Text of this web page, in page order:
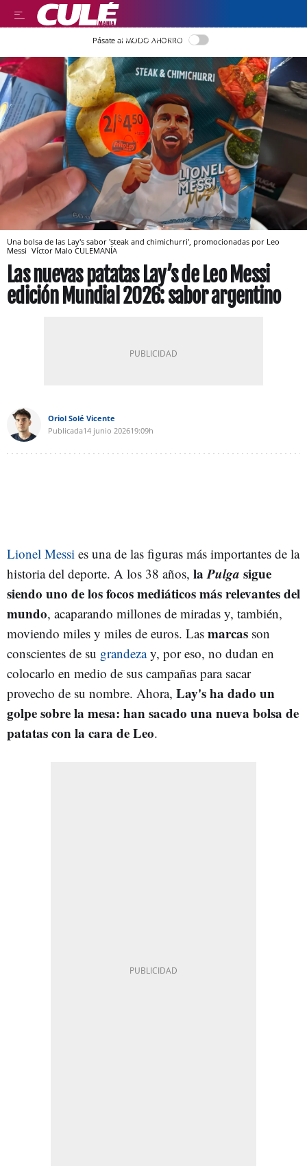
LLEGIR EN CATALÀ
Pásate al MODO AHORRO
Una bolsa de las Lay's sabor 'steak and chimichurri', promocionadas por Leo
Messi Víctor Malo CULEMANÍA
Las nuevas patatas Lay’s de Leo Messi
edición Mundial 2026: sabor argentino
Oriol Solé Vicente
Publicada14 junio 202619:09h
Lionel Messi es una de las figuras más importantes de la
historia del deporte. A los 38 años, laPulga sigue
siendo uno de los focos mediáticos más relevantes del
mundo, acaparando millones de miradas y, también,
moviendo miles y miles de euros. Las marcas son
conscientes de su grandezay, por eso, no dudan en
colocarlo en medio de sus campañas para sacar
provecho de su nombre. Ahora, Lay's ha dado un
golpe sobre la mesa: han sacado una nueva bolsa de
patatas con la cara de Leo.